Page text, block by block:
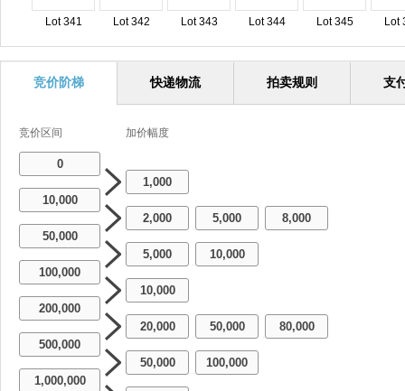
Lot 341 Lot 342 Lot 343 Lot 344 Lot 345 Lot
竞价阶梯 快递物流 拍卖规则 支
竞价区间 加价幅度
0
1,000
10,000
2,000
5,000
8,000
50,000
5,000
10,000
100,000
10,000
200,000
20,000
50,000
80,000
500,000
50,000
100,000
1,000,000